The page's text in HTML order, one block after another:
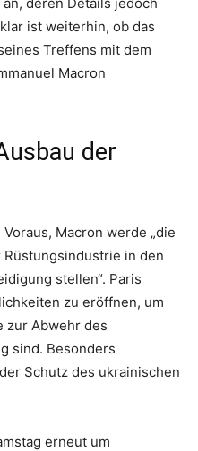
ist weiterhin, ob das
Treffens mit dem
Macron
der
Macron werde „die
in den
stellen“. Paris
zu eröffnen, um
zur Abwehr des
sind. Besonders
Schutz des ukrainischen
erneut um